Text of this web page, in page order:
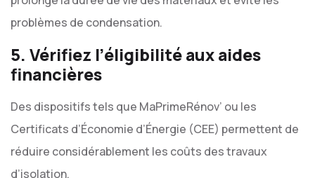
problèmes de condensation.
5. Vérifiez l’éligibilité aux aides
financières
Des dispositifs tels que MaPrimeRénov’ ou les
Certificats d’Économie d’Énergie (CEE) permettent de
réduire considérablement les coûts des travaux
d’isolation.